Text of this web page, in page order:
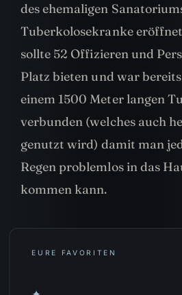
des ehemaligen
Tuberkolosekranke
sollte 52 Offizieren und
Platz bieten und war
einem 1500 Meter langen
verbunden (welches auch
genutzt wird) damit man
Regen problemlos in das
kommen kann.
EURE FAVORITEN